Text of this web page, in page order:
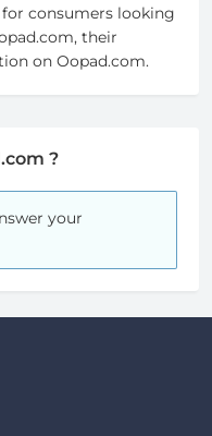
consumers looking
their
on Oopad.com.
?
your